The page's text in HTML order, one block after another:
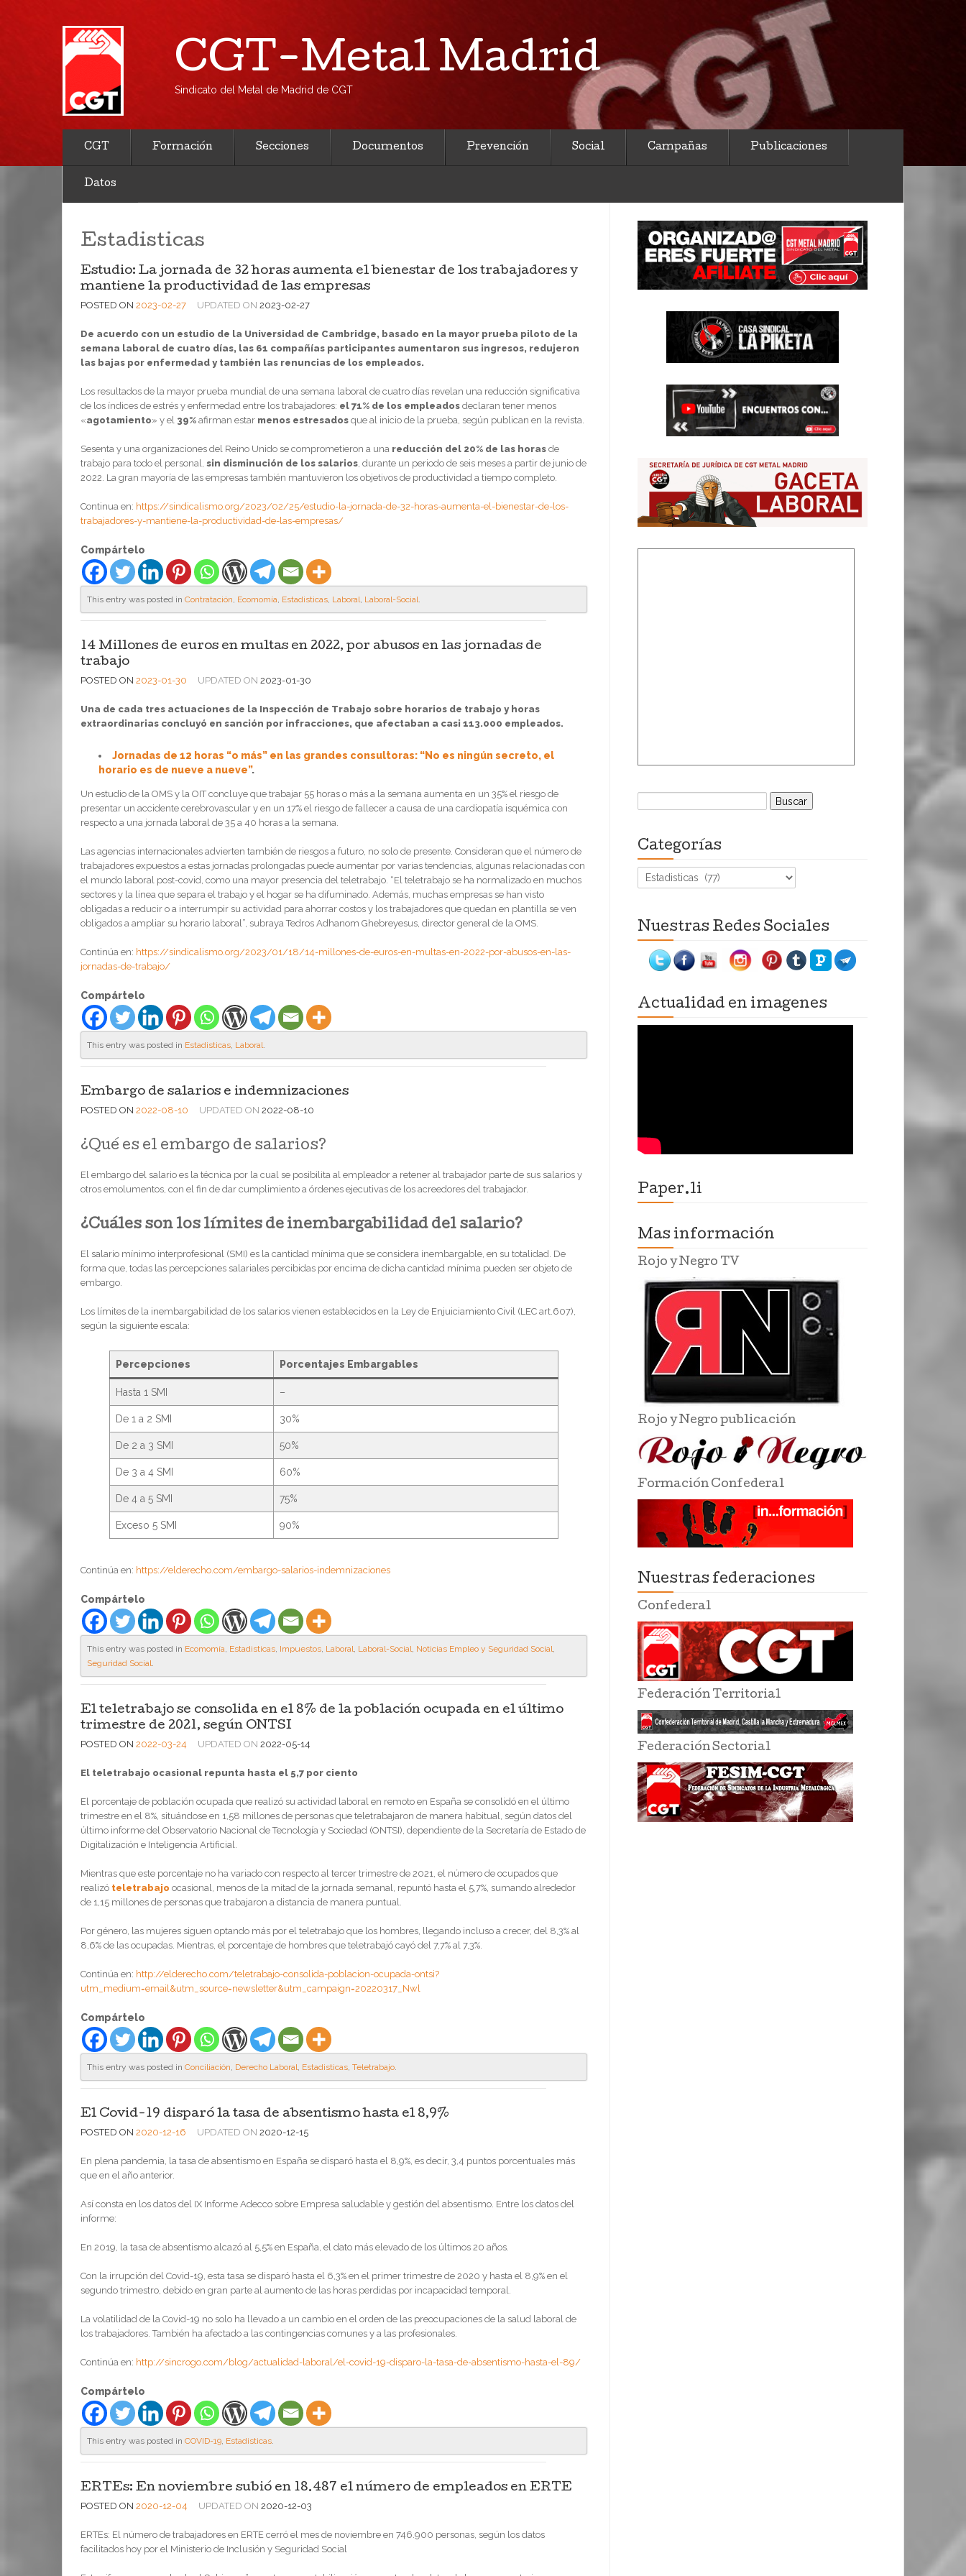
CGT-Metal Madrid
Sindicato del Metal de Madrid de CGT
CGT Formación Secciones Documentos Prevención Social Campañas Publicaciones
Datos
Estadisticas
Estudio: La jornada de 32 horas aumenta el bienestar de los trabajadores y
mantiene la productividad de las empresas
POSTED ON 2023-02-27 UPDATED ON 2023-02-27
De acuerdo con un estudio de la Universidad de Cambridge, basado en la mayor prueba piloto de la
semana laboral de cuatro días, las 61 compañías participantes aumentaron sus ingresos, redujeron
las bajas por enfermedad y también las renuncias de los empleados.
Los resultados de la mayor prueba mundial de una semana laboral de cuatro días revelan una reducción significativa
de los índices de estrés y enfermedad entre los trabajadores: el 71% de los empleados declaran tener menos
«agotamiento» y el 39% afirman estar menos estresados que al inicio de la prueba, según publican en la revista.
Sesenta y una organizaciones del Reino Unido se comprometieron a una reducción del 20% de las horas de
trabajo para todo el personal, sin disminución de los salarios, durante un periodo de seis meses a partir de junio de
2022. La gran mayoría de las empresas también mantuvieron los objetivos de productividad a tiempo completo.
Continua en: https://sindicalismo.org/2023/02/25/estudio-la-jornada-de-32-horas-aumenta-el-bienestar-de-los-
trabajadores-y-mantiene-la-productividad-de-las-empresas/
Compártelo
This entry was posted in Contratación, Ecomomía, Estadisticas, Laboral, Laboral-Social.
14 Millones de euros en multas en 2022, por abusos en las jornadas de
trabajo
POSTED ON 2023-01-30 UPDATED ON 2023-01-30
Una de cada tres actuaciones de la Inspección de Trabajo sobre horarios de trabajo y horas
extraordinarias concluyó en sanción por infracciones, que afectaban a casi 113.000 empleados.
Jornadas de 12 horas “o más” en las grandes consultoras: “No es ningún secreto, el
horario es de nueve a nueve”.
Un estudio de la OMS y la OIT concluye que trabajar 55 horas o más a la semana aumenta en un 35% el riesgo de
presentar un accidente cerebrovascular y en un 17% el riesgo de fallecer a causa de una cardiopatía isquémica con
respecto a una jornada laboral de 35 a 40 horas a la semana.
Las agencias internacionales advierten también de riesgos a futuro, no solo de presente. Consideran que el número de
trabajadores expuestos a estas jornadas prolongadas puede aumentar por varias tendencias, algunas relacionadas con
el mundo laboral post-covid, como una mayor presencia del teletrabajo. “El teletrabajo se ha normalizado en muchos
sectores y la línea que separa el trabajo y el hogar se ha difuminado. Además, muchas empresas se han visto
obligadas a reducir o a interrumpir su actividad para ahorrar costos y los trabajadores que quedan en plantilla se ven
obligados a ampliar su horario laboral”, subraya Tedros Adhanom Ghebreyesus, director general de la OMS.
Continúa en: https://sindicalismo.org/2023/01/18/14-millones-de-euros-en-multas-en-2022-por-abusos-en-las-
jornadas-de-trabajo/
Compártelo
This entry was posted in Estadisticas, Laboral.
Embargo de salarios e indemnizaciones
POSTED ON 2022-08-10 UPDATED ON 2022-08-10
¿Qué es el embargo de salarios?
El embargo del salario es la técnica por la cual se posibilita al empleador a retener al trabajador parte de sus salarios y
otros emolumentos, con el fin de dar cumplimiento a órdenes ejecutivas de los acreedores del trabajador.
¿Cuáles son los límites de inembargabilidad del salario?
El salario mínimo interprofesional (SMI) es la cantidad mínima que se considera inembargable, en su totalidad. De
forma que, todas las percepciones salariales percibidas por encima de dicha cantidad mínima pueden ser objeto de
embargo.
Los límites de la inembargabilidad de los salarios vienen establecidos en la Ley de Enjuiciamiento Civil (LEC art.607),
según la siguiente escala:
Percepciones Porcentajes Embargables
Hasta 1 SMI –
De 1 a 2 SMI 30%
De 2 a 3 SMI 50%
De 3 a 4 SMI 60%
De 4 a 5 SMI 75%
Exceso 5 SMI 90%
Continúa en: https://elderecho.com/embargo-salarios-indemnizaciones
Compártelo
This entry was posted in Ecomomía, Estadisticas, Impuestos, Laboral, Laboral-Social, Noticias Empleo y Seguridad Social,
Seguridad Social.
El teletrabajo se consolida en el 8% de la población ocupada en el último
trimestre de 2021, según ONTSI
POSTED ON 2022-03-24 UPDATED ON 2022-05-14
El teletrabajo ocasional repunta hasta el 5,7 por ciento
El porcentaje de población ocupada que realizó su actividad laboral en remoto en España se consolidó en el último
trimestre en el 8%, situándose en 1,58 millones de personas que teletrabajaron de manera habitual, según datos del
último informe del Observatorio Nacional de Tecnología y Sociedad (ONTSI), dependiente de la Secretaría de Estado de
Digitalización e Inteligencia Artificial.
Mientras que este porcentaje no ha variado con respecto al tercer trimestre de 2021, el número de ocupados que
realizó teletrabajo ocasional, menos de la mitad de la jornada semanal, repuntó hasta el 5,7%, sumando alrededor
de 1,15 millones de personas que trabajaron a distancia de manera puntual.
Por género, las mujeres siguen optando más por el teletrabajo que los hombres, llegando incluso a crecer, del 8,3% al
8,6% de las ocupadas. Mientras, el porcentaje de hombres que teletrabajó cayó del 7,7% al 7,3%.
Continúa en: http://elderecho.com/teletrabajo-consolida-poblacion-ocupada-ontsi?
utm_medium=email&utm_source=newsletter&utm_campaign=20220317_Nwl
Compártelo
This entry was posted in Conciliación, Derecho Laboral, Estadisticas, Teletrabajo.
El Covid-19 disparó la tasa de absentismo hasta el 8,9%
POSTED ON 2020-12-16 UPDATED ON 2020-12-15
En plena pandemia, la tasa de absentismo en España se disparó hasta el 8,9%, es decir, 3,4 puntos porcentuales más
que en el año anterior.
Así consta en los datos del IX Informe Adecco sobre Empresa saludable y gestión del absentismo. Entre los datos del
informe:
En 2019, la tasa de absentismo alcazó al 5,5% en España, el dato más elevado de los últimos 20 años.
Con la irrupción del Covid-19, esta tasa se disparó hasta el 6,3% en el primer trimestre de 2020 y hasta el 8,9% en el
segundo trimestro, debido en gran parte al aumento de las horas perdidas por incapacidad temporal.
La volatilidad de la Covid-19 no solo ha llevado a un cambio en el orden de las preocupaciones de la salud laboral de
los trabajadores. También ha afectado a las contingencias comunes y a las profesionales.
Continúa en: http://sincrogo.com/blog/actualidad-laboral/el-covid-19-disparo-la-tasa-de-absentismo-hasta-el-89/
Compártelo
This entry was posted in COVID-19, Estadisticas.
ERTEs: En noviembre subió en 18.487 el número de empleados en ERTE
POSTED ON 2020-12-04 UPDATED ON 2020-12-03
ERTEs: El número de trabajadores en ERTE cerró el mes de noviembre en 746.900 personas, según los datos
facilitados hoy por el Ministerio de Inclusión y Seguridad Social
Buscar:
Categorías
Categorías
Nuestras Redes Sociales
Actualidad en imagenes
Paper.li
Mas información
Rojo y Negro TV
Rojo y Negro publicación
Formación Confederal
Nuestras federaciones
Confederal
Federación Territorial
Federación Sectorial